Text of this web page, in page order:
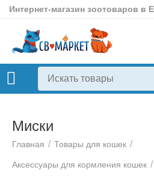
Интернет-магазин зоотоваров в
Миски
Главная / Товары для кошек /
Аксессуары для кормления кошек /